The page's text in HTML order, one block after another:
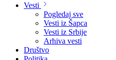
Vesti
Pogledaj sve
Vesti iz Šapca
Vesti iz Srbije
Arhiva vesti
Društvo